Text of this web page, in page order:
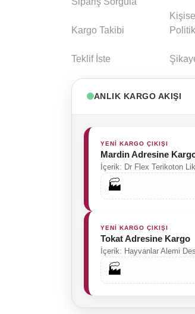
Kargo Takibi
Teklif İste
ANLIK KARGO AKIŞI
YENİ KARGO ÇIKIŞI
Mardin Adresine
İçerik: Dr Flex Terikoton
🏭
YENİ KARGO ÇIKIŞI
Tokat Adresine Kargo
İçerik: Hayvanlar Alemi
🏭